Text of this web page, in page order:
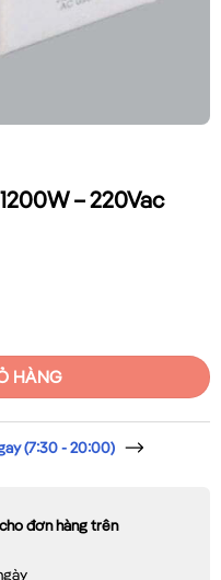
– 220Vac
MPE AV1200 số lượng
HÀNG
(7:30 - 20:00)
đơn hàng trên